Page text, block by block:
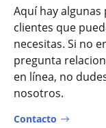
Aquí hay
clientes que
necesitas. Si no
pregunta
en línea, no
nosotros.
Contacto